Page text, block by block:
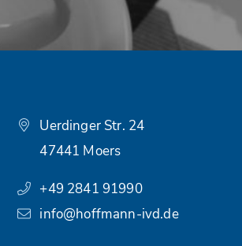
Uerdinger Str. 24
47441 Moers
+49 2841 91990
info@hoffmann-ivd.de